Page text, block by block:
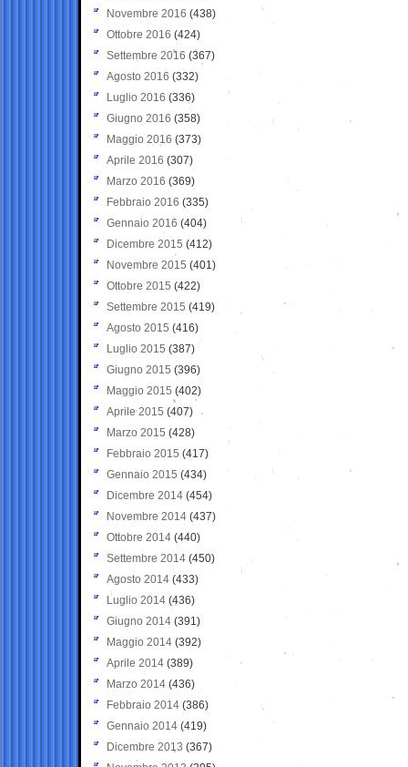
Novembre 2016 (438)
Ottobre 2016 (424)
Settembre 2016 (367)
Agosto 2016 (332)
Luglio 2016 (336)
Giugno 2016 (358)
Maggio 2016 (373)
Aprile 2016 (307)
Marzo 2016 (369)
Febbraio 2016 (335)
Gennaio 2016 (404)
Dicembre 2015 (412)
Novembre 2015 (401)
Ottobre 2015 (422)
Settembre 2015 (419)
Agosto 2015 (416)
Luglio 2015 (387)
Giugno 2015 (396)
Maggio 2015 (402)
Aprile 2015 (407)
Marzo 2015 (428)
Febbraio 2015 (417)
Gennaio 2015 (434)
Dicembre 2014 (454)
Novembre 2014 (437)
Ottobre 2014 (440)
Settembre 2014 (450)
Agosto 2014 (433)
Luglio 2014 (436)
Giugno 2014 (391)
Maggio 2014 (392)
Aprile 2014 (389)
Marzo 2014 (436)
Febbraio 2014 (386)
Gennaio 2014 (419)
Dicembre 2013 (367)